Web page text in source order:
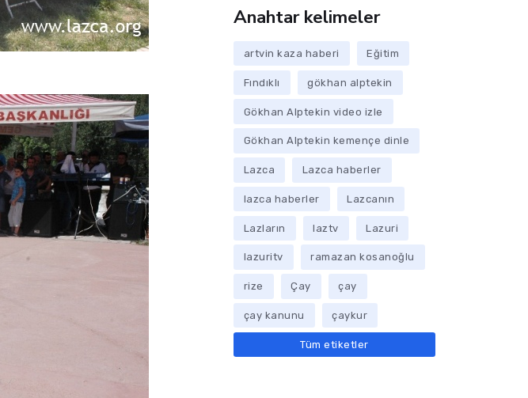
Anahtar kelimeler
artvin kaza haberi Eğitim
Fındıklı gökhan alptekin
Gökhan Alptekin video izle
Gökhan Alptekin kemençe dinle
Lazca Lazca haberler
lazca haberler Lazcanın
Lazların laztv Lazuri
lazuritv ramazan kosanoğlu
rize Çay çay
çay kanunu çaykur
Tüm etiketler